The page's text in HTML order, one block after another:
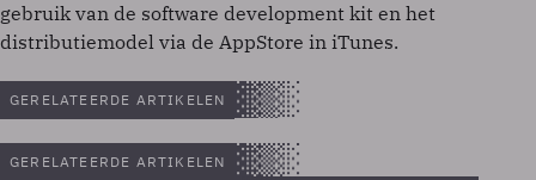
gebruik van de software development kit en het
distributiemodel via de AppStore in iTunes.
GERELATEERDE ARTIKELEN
GERELATEERDE ARTIKELEN